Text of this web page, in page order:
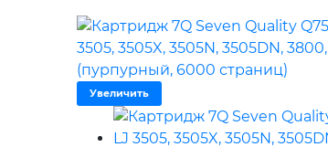
Увеличить